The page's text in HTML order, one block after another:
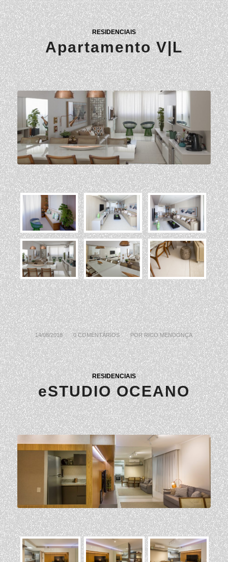
RESIDENCIAIS
Apartamento V|L
14/08/2018
/ 0 COMENTÁRIOS
/ PORRICO MENDONÇA
RESIDENCIAIS
eSTUDIO OCEANO